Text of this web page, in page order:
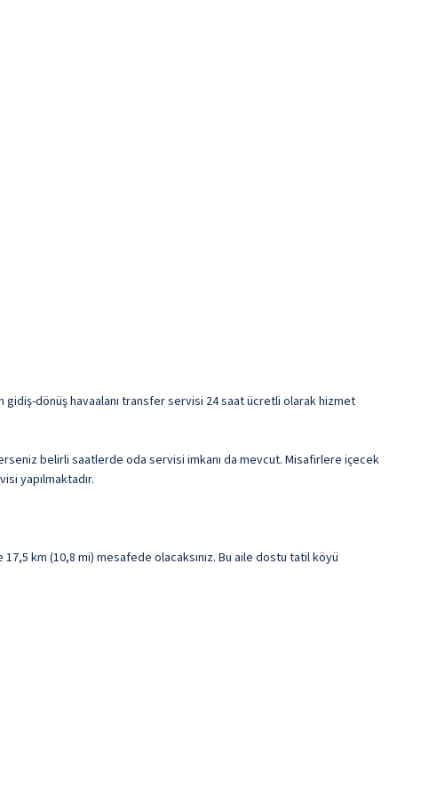
dönüş havaalanı transfer servisi 24 saat ücretli olarak hizmet
belirli saatlerde oda servisi imkanı da mevcut. Misafirlere içecek
yapılmaktadır.
km (10,8 mi) mesafede olacaksınız. Bu aile dostu tatil köyü